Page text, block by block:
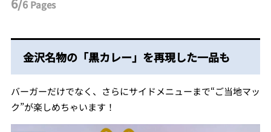
6 Pages
金沢名物の「黒カレー」を再現した一品も
バーガーだけでなく、さらにサイドメニューまで“ご当地マッ
ク”が楽しめちゃいます！